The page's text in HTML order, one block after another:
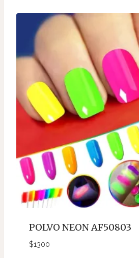
POLVO NEON AF50803
$1300